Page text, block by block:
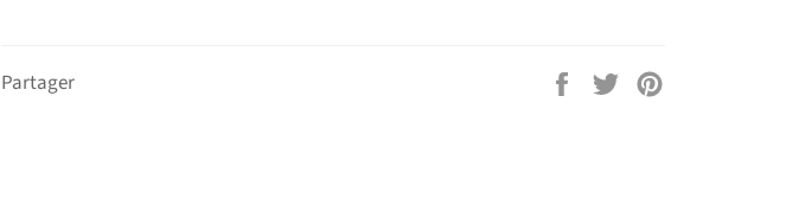
Partager
PartagerTweeter